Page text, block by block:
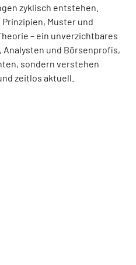
zyklisch entstehen.
Muster und
– ein unverzichtbares
Analysten und Börsenprofis,
sondern verstehen
zeitlos aktuell.